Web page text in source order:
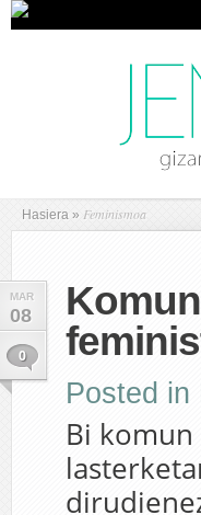
Hasiera » Feminismoa
MAR
08
0
Posted in
Bi